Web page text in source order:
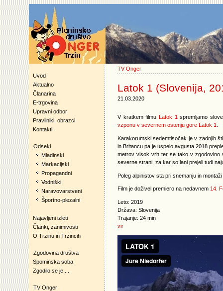
Uvod
Aktualno
Članarina
E-trgovina
Upravni odbor
Pravilniki, obrazci
Kontakti
Odseki
Mladinski
Markacijski
Propagandni
Vodniški
Naravovarstveni
Športno-plezalni
Najavljeni izleti
Članki, zanimivosti
O Trzinu in Trzincih
Zgodovina društva
Spominska soba
Zgodilo se je ...
TV Onger
TV Onger
Latok 1 (Slovenija,
21.03.2020
V kratkem filmu Latok 1 spremljamo
vzponu v severnem ostenju gore Latok 1
Karakorumski sedemtisočak je v zadnjih
in Britancu pa je uspelo avgusta 2018
metrov visok vrh ter se tako v zgodovino
severne strani, za kar so lani prejeli tudi
Poleg alpinistov sta pri snemanju in
Film je doživel premiero na nedavnem 14.
Leto: 2019
Država: Slovenija
Trajanje: 24 min
vir